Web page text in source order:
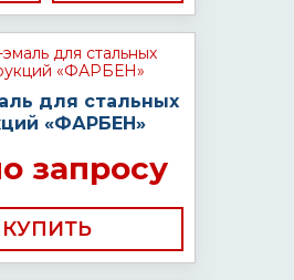
для стальных
«ФАРБЕН»
запросу
КУПИТЬ